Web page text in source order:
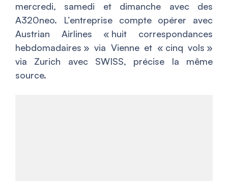
mercredi, samedi et dimanche avec des
A320neo. L’entreprise compte opérer avec
Austrian Airlines « huit correspondances
hebdomadaires » via Vienne et « cinq vols »
via Zurich avec SWISS, précise la même
source.